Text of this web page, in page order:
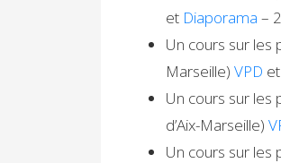
et Diaporama –
Un cours sur
Marseille)VPD et
Un cours sur
d’Aix-Marseille)
Un cours sur